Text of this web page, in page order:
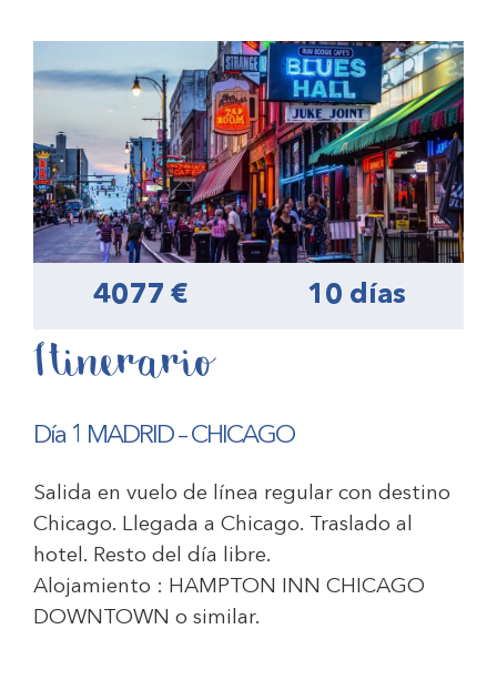
4077 € 10 días
Itinerario
Día 1 MADRID–CHICAGO
Salida en vuelo de línea regular con destino
Chicago. Llegada a Chicago. Traslado al
hotel. Resto del día libre.
Alojamiento : HAMPTON INN CHICAGO
DOWNTOWN o similar.